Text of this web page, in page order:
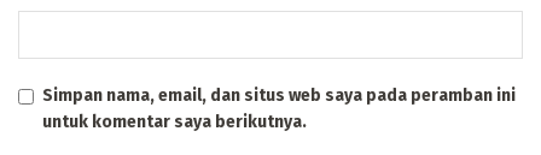
Simpan nama, email, dan situs web saya pada peramban ini
untuk komentar saya berikutnya.